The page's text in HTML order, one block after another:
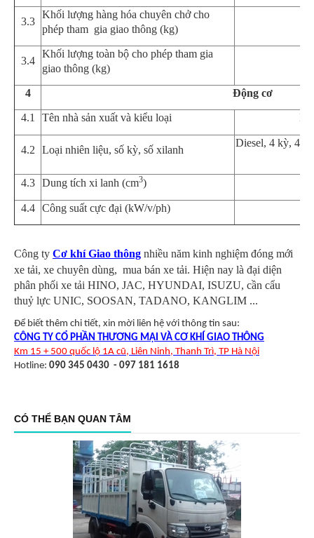
3.3
Khối lượng hàng hóa chuyên chở cho
phép tham gia giao thông (kg)
3.4
Khối lượng toàn bộ cho phép tham gia
giao thông (kg)
4 Động cơ
4.1 Tên nhà sản xuất và kiểu loại
4.2 Loại nhiên liệu, số kỳ, số xilanh
Diesel, 4 kỳ, 4 xi
4.3 Dung tích xi lanh (cm3)
4.4 Công suất cực đại (kW/v/ph)
Công ty Cơ khí Giao thông nhiều năm kinh nghiệm đóng mới
xe tải, xe chuyên dùng, mua bán xe tải. Hiện nay là đại diện
phân phối xe tải HINO, JAC, HYUNDAI, ISUZU, cần cẩu
thuỷ lực UNIC, SOOSAN, TADANO, KANGLIM ...
Để biết thêm chi tiết, xin mời liên hệ với thông tin sau:
CÔNG TY CỔ PHẦN THƯƠNG MẠI VÀ CƠ KHÍ GIAO THÔNG
Km 15 + 500 quốc lộ 1A cũ, Liên Ninh, Thanh Trì, TP Hà Nội
Hotline: 090 345 0430 - 097 181 1618
CÓ THỂ BẠN QUAN TÂM